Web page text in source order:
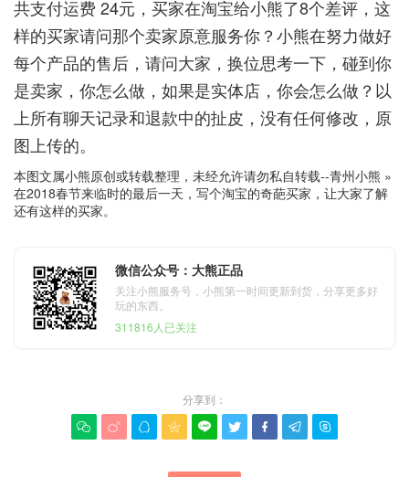
共支付运费 24元，买家在淘宝给小熊了8个差评，这
样的买家请问那个卖家原意服务你？小熊在努力做好
每个产品的售后，请问大家，换位思考一下，碰到你
是卖家，你怎么做，如果是实体店，你会怎么做？以
上所有聊天记录和退款中的扯皮，没有任何修改，原
图上传的。
本图文属小熊原创或转载整理，未经允许请勿私自转载--青州小熊 »
在2018春节来临时的最后一天，写个淘宝的奇葩买家，让大家了解
还有这样的买家。
微信公众号：大熊正品
关注小熊服务号，小熊第一时间更新到货，分享更多好
玩的东西。
311816人已关注
分享到：
        